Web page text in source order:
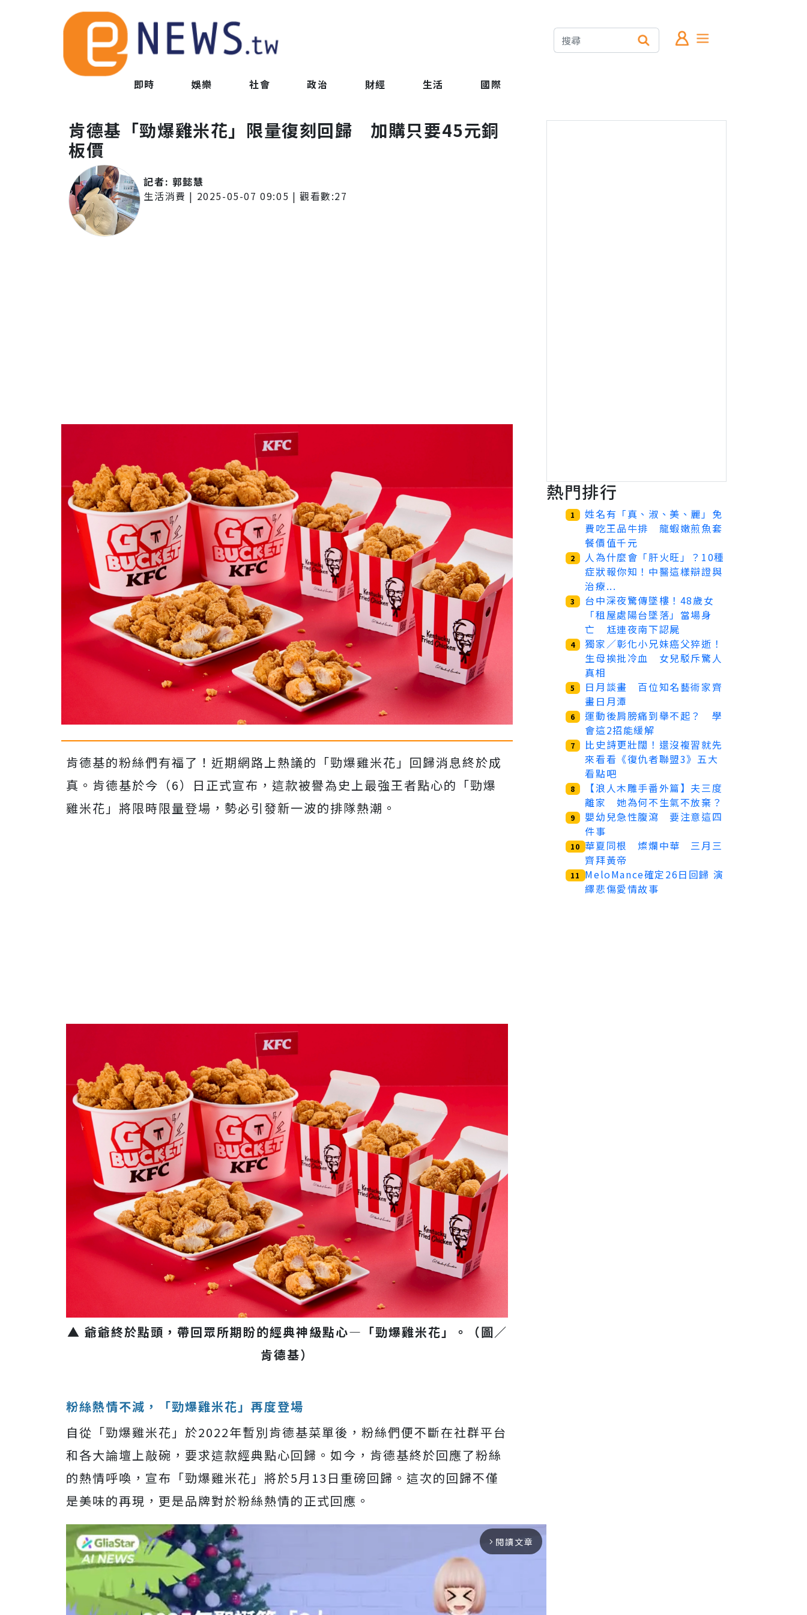
即時 娛樂 社會 政治 財經 生活 國際
肯德基「勁爆雞米花」限量復刻回歸 加購只要45元銅
板價
記者: 郭懿慧
生活消費 | 2025-05-07 09:05 | 觀看數:27
肯德基的粉絲們有福了！近期網路上熱議的「勁爆雞米花」回歸消息終於成
真。肯德基於今（6）日正式宣布，這款被譽為史上最強王者點心的「勁爆
雞米花」將限時限量登場，勢必引發新一波的排隊熱潮。
▲ 爺爺終於點頭，帶回眾所期盼的經典神級點心—「勁爆雞米花」。（圖／
肯德基）
粉絲熱情不減，「勁爆雞米花」再度登場
自從「勁爆雞米花」於2022年暫別肯德基菜單後，粉絲們便不斷在社群平台
和各大論壇上敲碗，要求這款經典點心回歸。如今，肯德基終於回應了粉絲
的熱情呼喚，宣布「勁爆雞米花」將於5月13日重磅回歸。這次的回歸不僅
是美味的再現，更是品牌對於粉絲熱情的正式回應。
arrow_forward_ios 閱讀文章
熱門排行
1
姓名有「真、淑、美、麗」免
費吃王品牛排 龍蝦嫩煎魚套
餐價值千元
2
人為什麼會「肝火旺」？10種
症狀報你知！中醫這樣辯證與
治療...
3
台中深夜驚傳墜樓！48歲女
「租屋處陽台墜落」當場身
亡 尪連夜南下認屍
4
獨家／彰化小兄妹癌父猝逝！
生母挨批冷血 女兒駁斥驚人
真相
5
日月談畫 百位知名藝術家齊
畫日月潭
6
運動後肩膀痛到舉不起？ 學
會這2招能緩解
7
比史詩更壯闊！還沒複習就先
來看看《復仇者聯盟3》五大
看點吧
8
【浪人木雕手番外篇】夫三度
離家 她為何不生氣不放棄？
9
嬰幼兒急性腹瀉 要注意這四
件事
10 華夏同根 燦爛中華 三月三
齊拜黃帝
11
MeloMance確定26日回歸 演
繹悲傷愛情故事